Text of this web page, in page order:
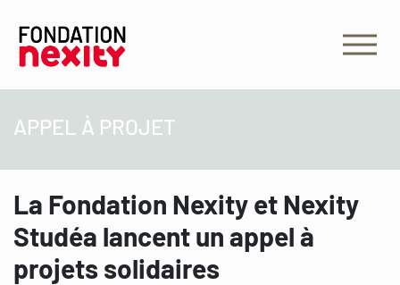
APPEL À PROJET
La Fondation Nexity et Nexity
Studéa lancent un appel à
projets solidaires